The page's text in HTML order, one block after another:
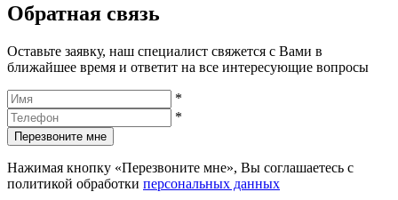
Обратная связь
Оставьте заявку, наш специалист свяжется с Вами в
ближайшее время и ответит на все интересующие вопросы
*
*
Перезвоните мне
Нажимая кнопку «Перезвоните мне», Вы соглашаетесь с
политикой обработки персональных данных